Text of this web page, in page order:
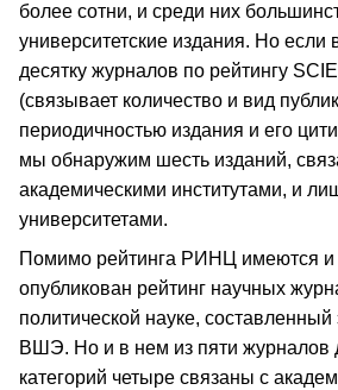
более сотни, и среди них
университетские издания. Но если
десятку журналов по рейтингу
(связывает количество и вид
периодичностью издания и его
мы обнаружим шесть изданий,
академическими институтами, и
университетами.
Помимо рейтинга РИНЦ имеются и
опубликован рейтинг научных
политической науке,
ВШЭ. Но и в нем из пяти журналов
категорий четыре связаны с